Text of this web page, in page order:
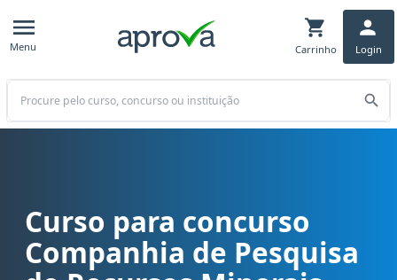
Menu Carrinho Login
Buscar
Curso para concurso CPRM - Companhia de Pesquisa de
Curso para concurso
Companhia de Pesquisa